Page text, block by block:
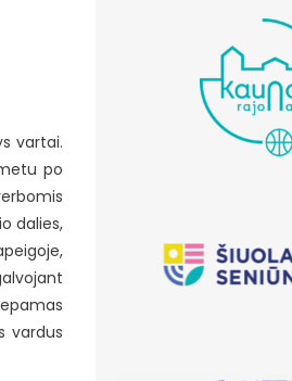
vartai.
po
dalies,
vardus